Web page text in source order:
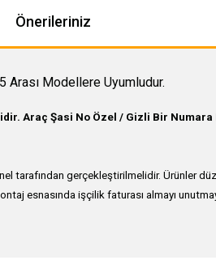
Önerileriniz
Arası Modellere Uyumludur.
Araç Şasi No Özel / Gizli Bir
tarafından gerçekleştirilmelidir. Ürünler
esnasında işçilik faturası almayı